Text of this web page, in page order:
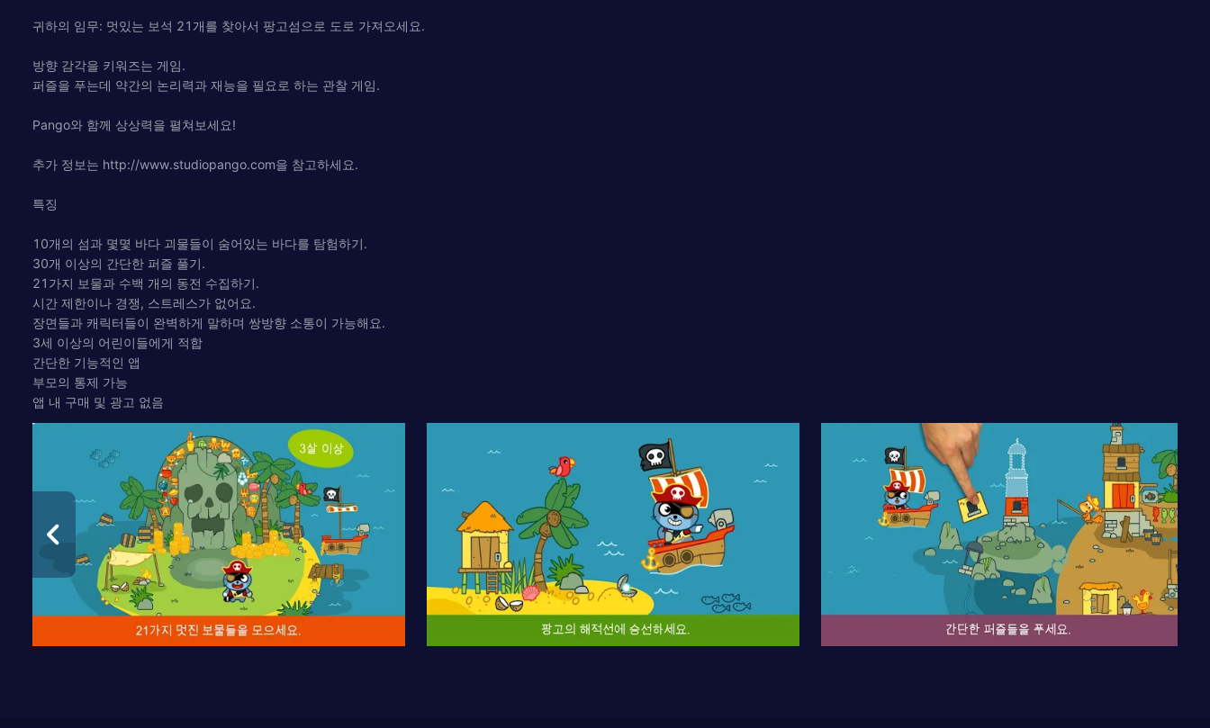
귀하의 임무: 멋있는 보석 21개를 찾아서 팡고섬으로 도로 가져오세요.
방향 감각을 키워즈는 게임.
퍼즐을 푸는데 약간의 논리력과 재능을 필요로 하는 관찰 게임.
Pango와 함께 상상력을 펼쳐보세요!
추가 정보는 http://www.studiopango.com을 참고하세요.
특징
10개의 섬과 몇몇 바다 괴물들이 숨어있는 바다를 탐험하기.
30개 이상의 간단한 퍼즐 풀기.
21가지 보물과 수백 개의 동전 수집하기.
시간 제한이나 경쟁, 스트레스가 없어요.
장면들과 캐릭터들이 완벽하게 말하며 쌍방향 소통이 가능해요.
3세 이상의 어린이들에게 적합
간단한 기능적인 앱
부모의 통제 가능
앱 내 구매 및 광고 없음